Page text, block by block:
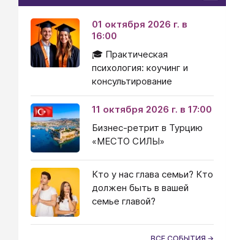
01 октября 2026 г. в
16:00
🎓 Практическая
психология: коучинг и
консультирование
11 октября 2026 г. в 17:00
Бизнес-ретрит в Турцию
«МЕСТО СИЛЫ»
Кто у нас глава семьи? Кто
должен быть в вашей
семье главой?